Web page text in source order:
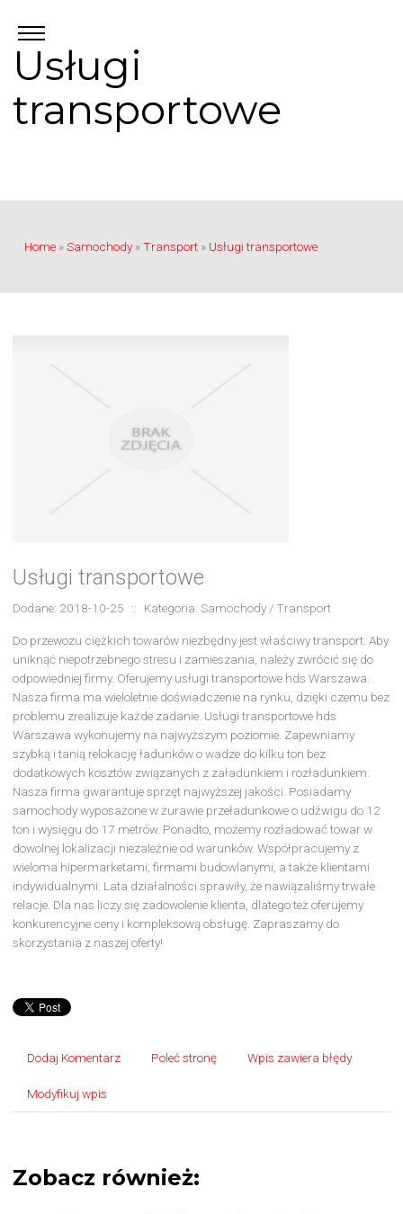
Usługi
transportowe
Home »Samochody »Transport » Usługi transportowe
Usługi transportowe
Dodane: 2018-10-25 :: Kategoria: Samochody / Transport
Do przewozu ciężkich towarów niezbędny jest właściwy transport. Aby
uniknąć niepotrzebnego stresu i zamieszania, należy zwrócić się do
odpowiedniej firmy. Oferujemy usługi transportowe hds Warszawa.
Nasza firma ma wieloletnie doświadczenie na rynku, dzięki czemu bez
problemu zrealizuje każde zadanie. Usługi transportowe hds
Warszawa wykonujemy na najwyższym poziomie. Zapewniamy
szybką i tanią relokację ładunków o wadze do kilku ton bez
dodatkowych kosztów związanych z załadunkiem i rozładunkiem.
Nasza firma gwarantuje sprzęt najwyższej jakości. Posiadamy
samochody wyposażone w żurawie przeładunkowe o udźwigu do 12
ton i wysięgu do 17 metrów. Ponadto, możemy rozładować towar w
dowolnej lokalizacji niezależnie od warunków. Współpracujemy z
wieloma hipermarketami, firmami budowlanymi, a także klientami
indywidualnymi. Lata działalności sprawiły, że nawiązaliśmy trwałe
relacje. Dla nas liczy się zadowolenie klienta, dlatego też oferujemy
konkurencyjne ceny i kompleksową obsługę. Zapraszamy do
skorzystania z naszej oferty!
Dodaj Komentarz Poleć stronę Wpis zawiera błędy
Modyfikuj wpis
Zobacz również: